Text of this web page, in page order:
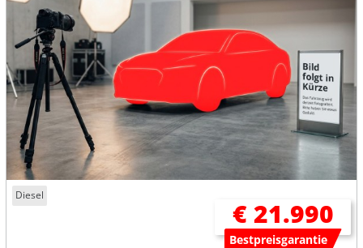
Diesel
€ 21.990
Bestpreisgarantie